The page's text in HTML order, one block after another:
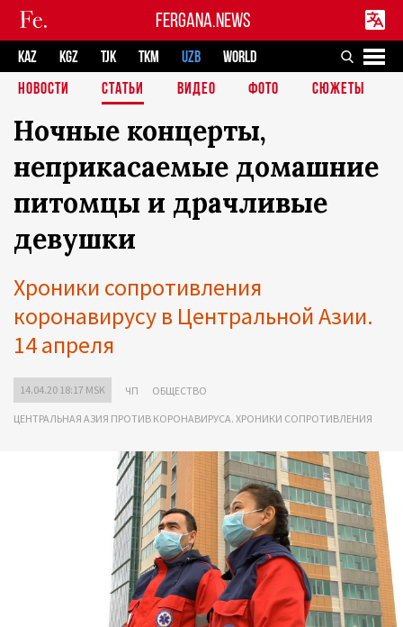
FERGANA.NEWS
KAZ KGZ TJK TKM UZB
WORLD
НОВОСТИ
СТАТЬИ ВИДЕО ФОТО СЮЖЕТЫ
Ночные концерты,
неприкасаемые домашние
питомцы и драчливые
девушки
Хроники сопротивления
коронавирусу в Центральной Азии.
14 апреля
14.04.20 18:17 MSK ЧП ОБЩЕСТВО
ЦЕНТРАЛЬНАЯ АЗИЯ ПРОТИВ КОРОНАВИРУСА. ХРОНИКИ СОПРОТИВЛЕНИЯ